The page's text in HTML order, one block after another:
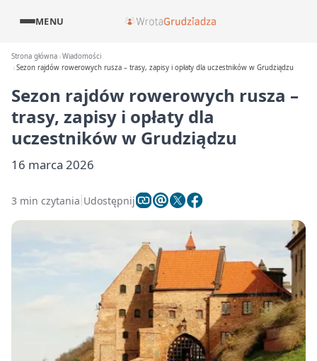
MENU
Strona główna Wiadomości
Sezon rajdów rowerowych rusza – trasy, zapisy i opłaty dla uczestników w Grudziądzu
Sezon rajdów rowerowych rusza –
trasy, zapisy i opłaty dla
uczestników w Grudziądzu
16 marca 2026
3 min czytania Udostępnij